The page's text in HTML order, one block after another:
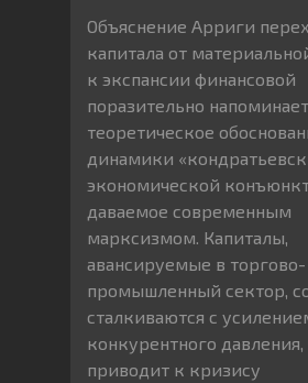
Объяснение Арриги
капитала от
к экспансии финансовой
поразительно напоминает
теоретическое
динамики
экономической
даваемое современным
марксизмом. Капиталы,
авансируемые в торгово-
промышленный сектор,
сталкиваются с
конкурентного давления,
приводит к кризису